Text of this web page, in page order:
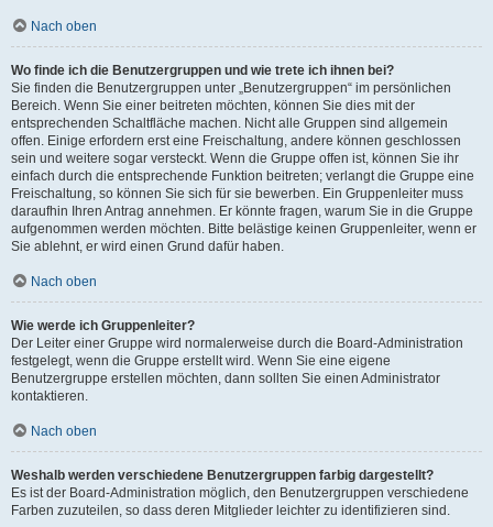
Nach oben
Wo finde ich die Benutzergruppen und wie trete ich ihnen bei?
Sie finden die Benutzergruppen unter „Benutzergruppen“ im persönlichen
Bereich. Wenn Sie einer beitreten möchten, können Sie dies mit der
entsprechenden Schaltfläche machen. Nicht alle Gruppen sind allgemein
offen. Einige erfordern erst eine Freischaltung, andere können geschlossen
sein und weitere sogar versteckt. Wenn die Gruppe offen ist, können Sie ihr
einfach durch die entsprechende Funktion beitreten; verlangt die Gruppe eine
Freischaltung, so können Sie sich für sie bewerben. Ein Gruppenleiter muss
daraufhin Ihren Antrag annehmen. Er könnte fragen, warum Sie in die Gruppe
aufgenommen werden möchten. Bitte belästige keinen Gruppenleiter, wenn er
Sie ablehnt, er wird einen Grund dafür haben.
Nach oben
Wie werde ich Gruppenleiter?
Der Leiter einer Gruppe wird normalerweise durch die Board-Administration
festgelegt, wenn die Gruppe erstellt wird. Wenn Sie eine eigene
Benutzergruppe erstellen möchten, dann sollten Sie einen Administrator
kontaktieren.
Nach oben
Weshalb werden verschiedene Benutzergruppen farbig dargestellt?
Es ist der Board-Administration möglich, den Benutzergruppen verschiedene
Farben zuzuteilen, so dass deren Mitglieder leichter zu identifizieren sind.